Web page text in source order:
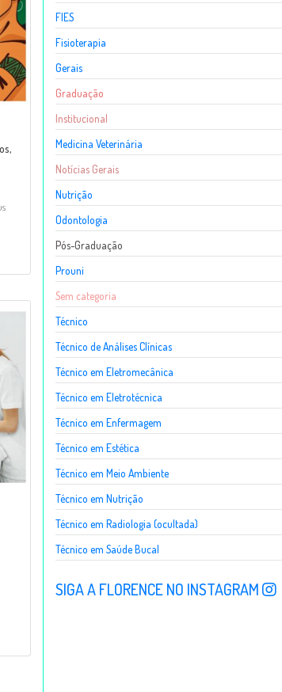
FIES
Fisioterapia
Gerais
Graduação
Institucional
Medicina Veterinária
Notícias Gerais
Nutrição
Odontologia
Pós-Graduação
Prouni
Sem categoria
Técnico
Técnico de Análises Clínicas
Técnico em Eletromecânica
Técnico em Eletrotécnica
Técnico em Enfermagem
Técnico em Estética
Técnico em Meio Ambiente
Técnico em Nutrição
Técnico em Radiologia (ocultada)
Técnico em Saúde Bucal
SIGA A FLORENCE NO INSTAGRAM